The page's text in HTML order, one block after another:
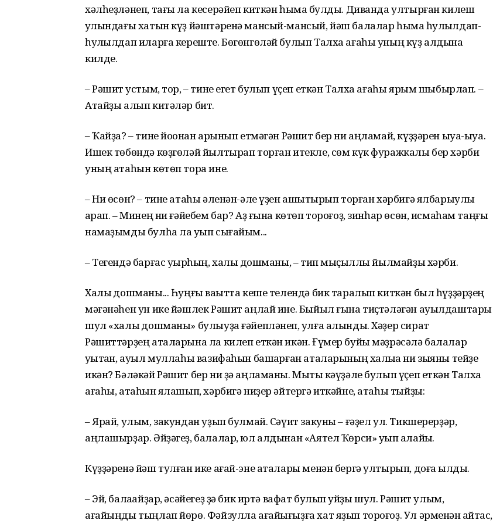
хәлһеҙләнеп, тағы ла кесерәйеп киткән һымаҡ булды. Диванда ултырған килеш
ҡулындағы хатын күҙ йәштәренә мансый-мансый, йәш балалар һымаҡ һулҡылдап-
һулҡылдап иларға кереште. Бөгөнгөләй булып Талха ағаһы уның күҙ алдына
килде.
– Рәшит ҡустым, тор, – тине егет булып үҫеп еткән Талха ағаһы ярым шыбырлап. –
Атайҙы алып китәләр бит.
– Ҡайҙа? – тине йоҡонан арынып етмәгән Рәшит бер ни аңламай, күҙҙәрен ыуа-ыуа.
Ишек төбөндә көҙгөләй йылтырап торған итекле, сөм күк фуражкалы бер хәрби
уның атаһын көтөп тора ине.
– Ни өсөн? – тине атаһы әленән-әле үҙен ашыҡтырып торған хәрбигә ялбарыулы
ҡарап. – Минең ни ғәйебем бар? Аҙ ғына көтөп тороғоҙ, зинһар өсөн, исмаһам таңғы
намаҙымды булһа ла уҡып сығайым...
– Тегендә барғас уҡырһың, халыҡ дошманы, – тип мыҫҡыллы йылмайҙы хәрби.
Халыҡ дошманы... Һуңғы ваҡытта кеше телендә бик таралып киткән был һүҙҙәрҙең
мәғәнәһен ун ике йәшлек Рәшит аңлай ине. Быйыл ғына тиҫтәләгән ауылдаштары
шул «халыҡ дошманы» булыуҙа ғәйепләнеп, ҡулға алынды. Хәҙер сират
Рәшиттәрҙең аталарына ла килеп еткән икән. Ғүмер буйы мәҙрәсәлә балалар
уҡытҡан, ауыл муллаһы вазифаһын башҡарған аталарының халыҡҡа ни зыяны тейҙе
икән? Бәләкәй Рәшит бер ни ҙә аңламаны. Мыҡты кәүҙәле булып үҫеп еткән Талха
ағаһы, атаһын яҡлашып, хәрбигә ниҙер әйтергә иткәйне, атаһы тыйҙы:
– Ярай, улым, закундан уҙып булмай. Сәүит закуны – ғәҙел ул. Тикшерерҙәр,
аңлашырҙар. Әйҙәгеҙ, балалар, юл алдынан «Аятел Ҡөрси» уҡып алайыҡ.
Күҙҙәренә йәш тулған ике ағай-эне аталары менән бергә ултырып, доға ҡылды.
– Эй, балаҡайҙар, әсәйегеҙ ҙә бик иртә вафат булып ҡуйҙы шул. Рәшит улым,
ағайыңды тыңлап йөрө. Фәйзулла ағайығыҙға хат яҙып тороғоҙ. Ул әрменән ҡайтҡас,